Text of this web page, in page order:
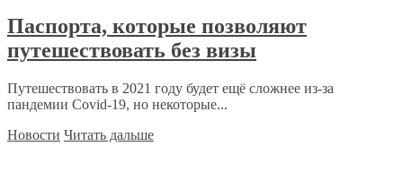
Паспорта, которые позволяют
путешествовать без визы
Путешествовать в 2021 году будет ещё сложнее из-за
пандемии Covid-19, но некоторые...
Новости Читать дальше